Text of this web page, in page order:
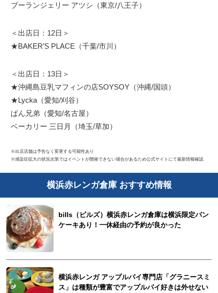
ブーランジェリー アツシ（東京/八王子）
＜出店日：12日＞
★BAKER’S PLACE（千葉/市川）
＜出店日：13日＞
★沖縄島豆乳マフィンの店SOYSOY（沖縄/国頭）
★Lycka（愛知/刈谷）
ぱん兄弟（愛知/名古屋）
ベーカリー 三日月（埼玉/草加）
※出店店舗は予告なく変更する可能性あり
※感染症拡大の状況次第ではイベントが開催できない場合があるため公式サイトにて最新情報確認
横浜赤レンガ倉庫 おすすめ情報
bills（ビルズ）横浜赤レンガ倉庫は横浜限定パン
ケーキあり！一休経由の予約が良かった
横浜赤レンガ アップルパイ専門店「グラニースミ
ス」は種類が豊富でアップルパイ好きは外せない